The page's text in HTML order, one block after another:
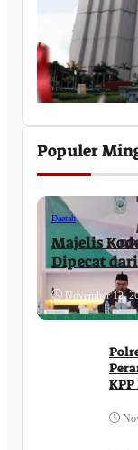
Populer
Daerah
Majelis
Dipecat
November 12,